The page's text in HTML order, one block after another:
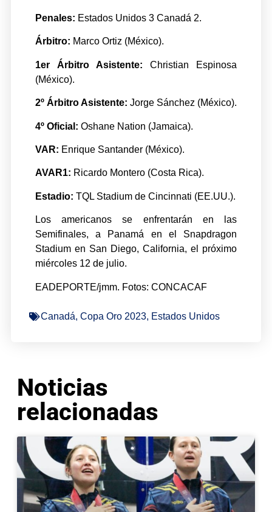
Penales: Estados Unidos 3 Canadá 2.
Árbitro: Marco Ortiz (México).
1er Árbitro Asistente: Christian Espinosa
(México).
2º Árbitro Asistente: Jorge Sánchez (México).
4º Oficial: Oshane Nation (Jamaica).
VAR: Enrique Santander (México).
AVAR1: Ricardo Montero (Costa Rica).
Estadio: TQL Stadium de Cincinnati (EE.UU.).
Los americanos se enfrentarán en las
Semifinales, a Panamá en el Snapdragon
Stadium en San Diego, California, el próximo
miércoles 12 de julio.
EADEPORTE/jmm. Fotos: CONCACAF
Canadá, Copa Oro 2023, Estados Unidos
Noticias
relacionadas